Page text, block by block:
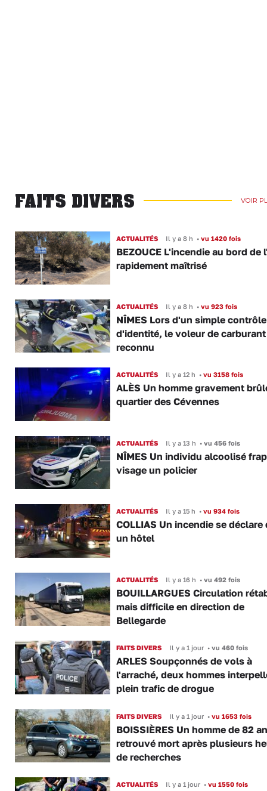
FAITS DIVERS VOIR
ACTUALITÉS Il y a 8 h •vu 1420 fois
BEZOUCE L'incendie au bord de
rapidement maîtrisé
ACTUALITÉS Il y a 8 h •vu 923 fois
NÎMES Lors d'un simple contrôle
d'identité, le voleur de
reconnu
ACTUALITÉS Il y a 12 h •vu 3158 fois
ALÈS Un homme gravement
quartier des Cévennes
ACTUALITÉS Il y a 13 h •vu 456 fois
NÎMES Un individu alcoolisé
visage un policier
ACTUALITÉS Il y a 15 h •vu 934 fois
COLLIAS Un incendie se déclare
un hôtel
ACTUALITÉS Il y a 16 h •vu 492 fois
BOUILLARGUES Circulation
mais difficile en direction de
Bellegarde
FAITS DIVERS Il y a 1 jour •vu 460 fois
ARLES Soupçonnés de vols à
l'arraché, deux hommes
plein trafic de drogue
FAITS DIVERS Il y a 1 jour •vu 1653 fois
BOISSIÈRES Un homme de 82
retrouvé mort après plusieurs
de recherches
ACTUALITÉS Il y a 1 jour •vu 1550 fois